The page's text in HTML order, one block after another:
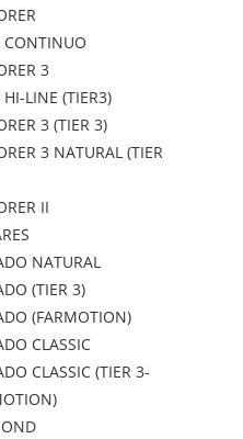
CONTINUO
3
LINE (TIER3)
3 (TIER 3)
3 NATURAL (TIER
II
NATURAL
(TIER 3)
(FARMOTION)
CLASSIC
CLASSIC (TIER 3-